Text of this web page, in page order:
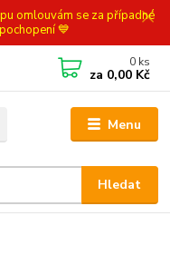
omlouvám se za případné
💙
Menu
Hledat
0 ks
za 0,00 Kč